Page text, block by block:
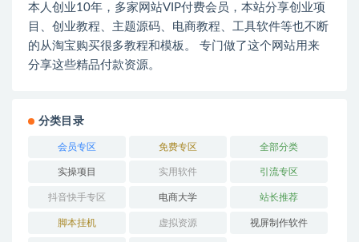
本人创业10年，多家网站VIP付费会员，本站分享创业项
目、创业教程、主题源码、电商教程、工具软件等也不断
的从淘宝购买很多教程和模板。 专门做了这个网站用来
分享这些精品付款资源。
分类目录
会员专区 免费专区 全部分类
实操项目 实用软件 引流专区
抖音快手专区 电商大学 站长推荐
脚本挂机 虚拟资源 视屏制作软件